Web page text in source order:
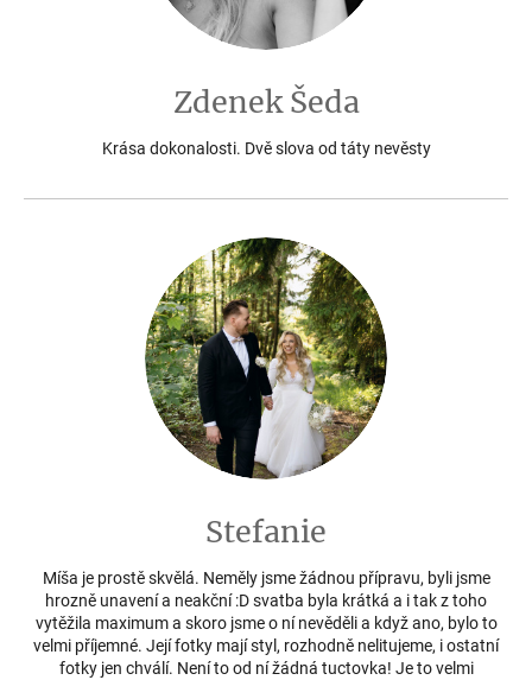
Zdenek Šeda
Krása dokonalosti. Dvě slova od táty nevěsty
Stefanie
Míša je prostě skvělá. Neměly jsme žádnou přípravu, byli jsme
hrozně unavení a neakční :D svatba byla krátká a i tak z toho
vytěžila maximum a skoro jsme o ní nevěděli a když ano, bylo to
velmi příjemné. Její fotky mají styl, rozhodně nelitujeme, i ostatní
fotky jen chválí. Není to od ní žádná tuctovka! Je to velmi